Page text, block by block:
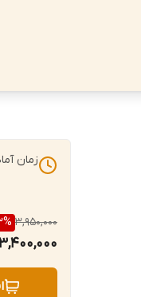
زمان
3,950,000
%